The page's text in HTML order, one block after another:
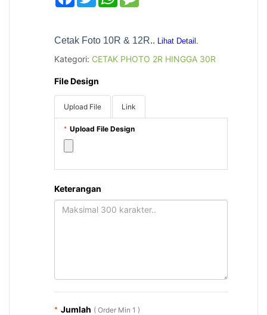
Cetak Foto 10R & 12R.. Lihat Detail.
Kategori: CETAK PHOTO 2R HINGGA 30R
File Design
Upload File Link
* Upload File Design
Keterangan
* Jumlah ( Order Min 1 )